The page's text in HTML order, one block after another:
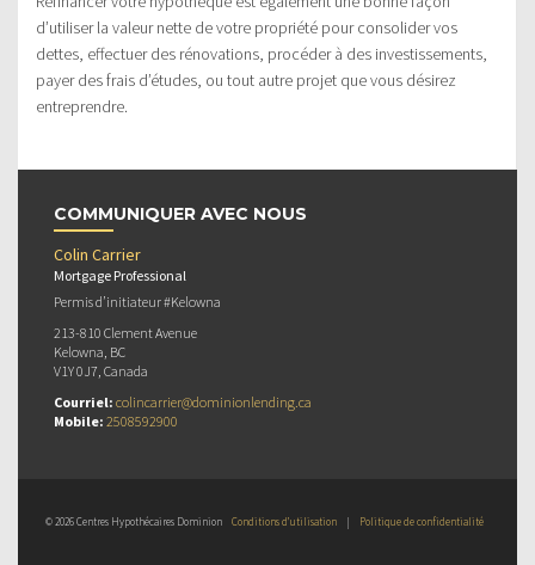
d’utiliser la valeur nette de votre propriété pour consolider vos
dettes, effectuer des rénovations, procéder à des investissements,
payer des frais d’études, ou tout autre projet que vous désirez
entreprendre.
COMMUNIQUER AVEC NOUS
Colin Carrier
Mortgage Professional
Permis d’initiateur #Kelowna
213-810 Clement Avenue
Kelowna, BC
V1Y 0J7, Canada
Courriel: colincarrier@dominionlending.ca
Mobile: 2508592900
© 2026 Centres Hypothécaires Dominion Conditions d’utilisation | Politique de confidentialité